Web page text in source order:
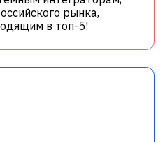
рынка,
в топ-5!